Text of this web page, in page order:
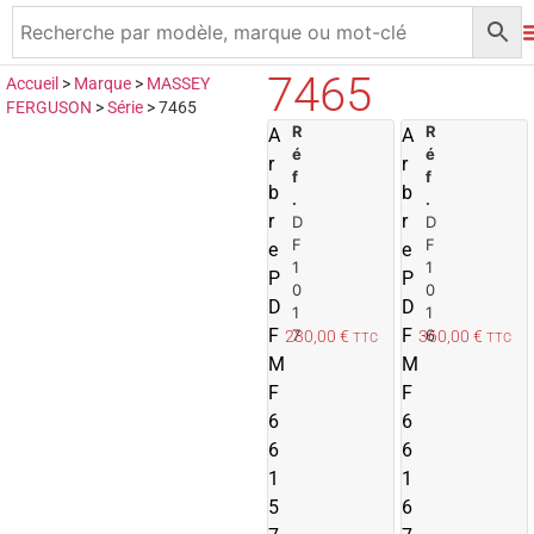
Accueil > Marque > MASSEY
FERGUSON >Série >7465 7465
A
r
b
r
e
P
D
F
M
F
6
6
1
5
R
é
f
.
D
F
1
0
1
7
230,00 € TTC
A
o
u
u
p
n
e
A
r
b
r
e
P
D
F
M
F
6
6
1
6
R
é
f
.
D
F
1
0
1
6
360,00 € TTC